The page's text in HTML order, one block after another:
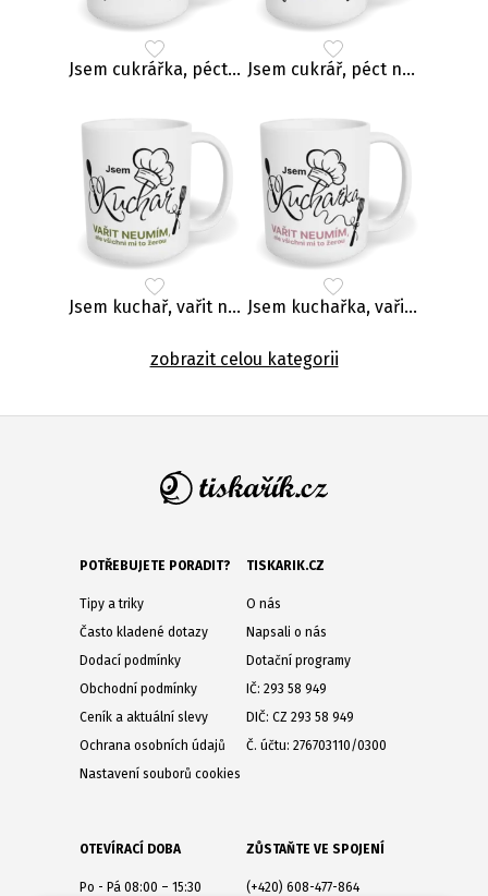
Jsem cukrářka, péct neumím, ale všichni mi to žerou Jsem cukrář, péct neumím, ale všichni mi to žerou
Jsem kuchař, vařit neumím, ale všichni mi to žerou Jsem kuchařka, vařit neumím, ale všichni mi to žerou
zobrazit celou kategorii
POTŘEBUJETE PORADIT?
Tipy a triky
Často kladené dotazy
Dodací podmínky
Obchodní podmínky
Ceník a aktuální slevy
Ochrana osobních údajů
Nastavení souborů cookies
TISKARIK.CZ
O nás
Napsali o nás
Dotační programy
IČ: 293 58 949
DIČ: CZ 293 58 949
Č. účtu: 276703110/0300
OTEVÍRACÍ DOBA
Po - Pá 08:00 – 15:30
ZŮSTAŇTE VE SPOJENÍ
(+420) 608-477-864